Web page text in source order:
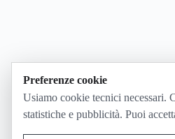
Preferenze cookie
Usiamo cookie tecnici necessari.
statistiche e pubblicità. Puoi